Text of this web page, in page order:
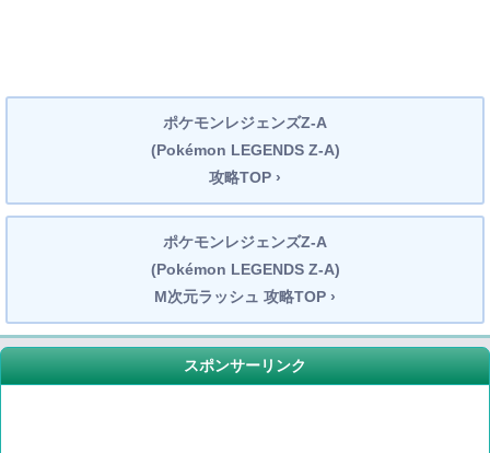
ポケモンレジェンズZ-A
(Pokémon LEGENDS Z-A)
攻略TOP ›
ポケモンレジェンズZ-A
(Pokémon LEGENDS Z-A)
M次元ラッシュ 攻略TOP ›
スポンサーリンク